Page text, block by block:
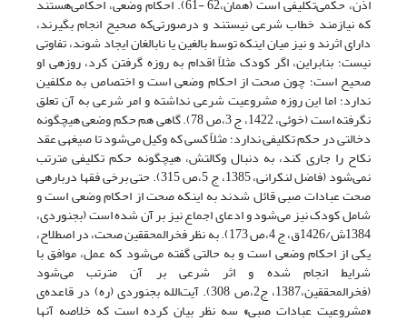
اذن، حکمی‌‌تکلیفی است (همان،62 -61). احکام وضعی، احکامی‌‌هستند
که نیازمند خطاب شرعی نیستند و درصورتی‌که صحیح انجام بگیرند،
دارای اثرند و نیز میان اینکه توسط بالغین یا نابالغان ایجاد شوند، تفاوتی
نیست؛ بنابراین، اگر کودک مثلاً اقدام به روزه گرفتن کرد، روزه­ی او
صحیح است؛ چون صحت از احکام وضعی است و اختصاص به مکلفین
ندارد؛ اما این روزه مشروعیت شرعی نداشته و امر شرعی به آن تعلق
نگرفته است (خوئی، 1422، ج 3،ص 78). گاهی هم حکم وضعی هیچ­گونه
دخالتی در حکم تکلیفی ندارد؛ مثلاً کسی که وکیل می‌شود تا صیغه­ی عقد
نکاح را جاری کند، به دنبال وکالتش، هیچ­گونه حکم تکلیفی مترتب
نمی‌شود (فاضل لنکرانی، 1385، ج 5،ص 315). حتی برخی فقها درباره­ی
صحت عبادات صبی قائل شدند به اینکه صحت از احکام وضعی است و
شامل کودک نیز می‌شود و ادعای اجماع نیز بر آن شده است (بجنوردی،
1384ش/1426ق، ج 4،ص 173). به نظر فخرالمحققین صحت، در اصطلاح،
یکی از احکام وضعی است و به حالتی گفته می‌شود که عمل، موافق با
شرایط انجام ‌شده و اثر شرعی بر آن مترتب می‌شود
(فخرالمحققین،1387، ج2،ص 308). آیت‌الله بجنوردی (ره) در قاعده‌ی
«مشروعیت عبادات صبی» سه نظر بیان کرده است که خلاصه آنها